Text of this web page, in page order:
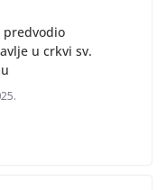
predvodio
u crkvi sv.